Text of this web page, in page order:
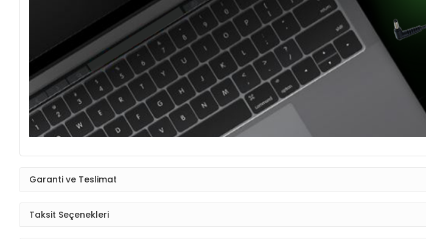
Garanti ve Teslimat
Taksit Seçenekleri